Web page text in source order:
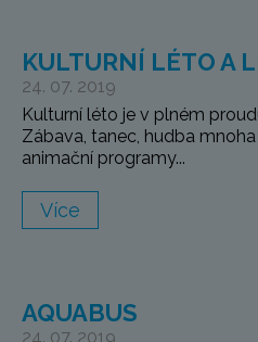
KULTURNÍ LÉTO A
24. 07. 2019
Kulturní léto je v plném
Zábava, tanec, hudba
animační programy...
Více
AQUABUS
24. 07. 2019